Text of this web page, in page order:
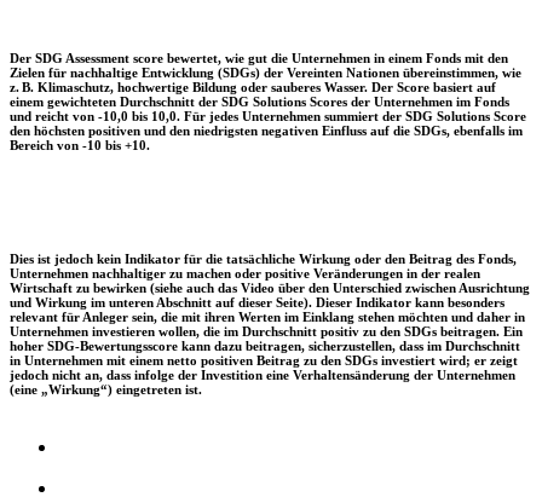
Der SDG Assessment score bewertet, wie gut die Unternehmen in einem Fonds mit den
Zielen für nachhaltige Entwicklung (SDGs) der Vereinten Nationen übereinstimmen, wie
z. B. Klimaschutz, hochwertige Bildung oder sauberes Wasser. Der Score basiert auf
einem gewichteten Durchschnitt der SDG Solutions Scores der Unternehmen im Fonds
und reicht von -10,0 bis 10,0. Für jedes Unternehmen summiert der SDG Solutions Score
den höchsten positiven und den niedrigsten negativen Einfluss auf die SDGs, ebenfalls im
Bereich von -10 bis +10.
Dies ist jedoch kein Indikator für die tatsächliche Wirkung oder den Beitrag des Fonds,
Unternehmen nachhaltiger zu machen oder positive Veränderungen in der realen
Wirtschaft zu bewirken (siehe auch das Video über den Unterschied zwischen Ausrichtung
und Wirkung im unteren Abschnitt auf dieser Seite). Dieser Indikator kann besonders
relevant für Anleger sein, die mit ihren Werten im Einklang stehen möchten und daher in
Unternehmen investieren wollen, die im Durchschnitt positiv zu den SDGs beitragen. Ein
hoher SDG-Bewertungsscore kann dazu beitragen, sicherzustellen, dass im Durchschnitt
in Unternehmen mit einem netto positiven Beitrag zu den SDGs investiert wird; er zeigt
jedoch nicht an, dass infolge der Investition eine Verhaltensänderung der Unternehmen
(eine „Wirkung“) eingetreten ist.